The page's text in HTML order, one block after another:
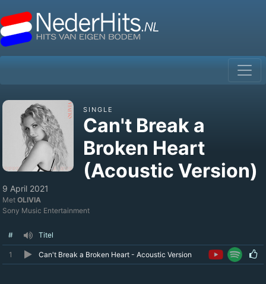
SINGLE
Can't Break a
Broken Heart
(Acoustic Version)
9 April 2021
Met OLIVIA
Sony Music Entertainment
# Titel
1 Can't Break a Broken Heart - Acoustic Version